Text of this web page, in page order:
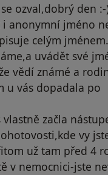
ozval,dobrý den :-
i anonymní jméno
celým jménem.
uvádět své
vědí známé a
u vás dopadala po
vlastně začla
vy
už tam před 4
v nemocnici-jste